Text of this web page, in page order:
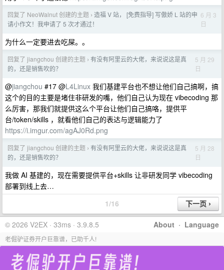
回复了 NeoWalnut 创建的主题 › 造福 V 站， [免费指导] 写傲娇 L 站的申
请小作文！我申请了 5 次才通过！
6 月 3
日
为什么一定要进去吃屎。。
回复了 jiangchou 创建的主题 › 有没有阿里云的大佬，来说说这是真
的，还是销售吹的？
5 月 29
日
@jiangchou #17 @L4Linux 我们基建平台也不想让他们自己搞啊，搞
这个的目的主要是堵住非研发的嘴，他们自己认为现在 vibecoding 那
么厉害，那我们就提供这么个平台让他们自己搞咯，提供平
台/token/skills ，就看他们自己的表达与逻辑能力了
https://i.imgur.com/agAJ0Rd.png
回复了 jiangchou 创建的主题 › 有没有阿里云的大佬，来说说这是真
的，还是销售吹的？
5 月 28
日
我做 AI 基建的，现在需要提供平台+skills 让非研发同学 vibecoding
部署到线上去…
1/16
About · Language
© 2026 V2EX · 33ms · 3.9.8.5
老倔驴证券开户巨靠谱，已助千人!